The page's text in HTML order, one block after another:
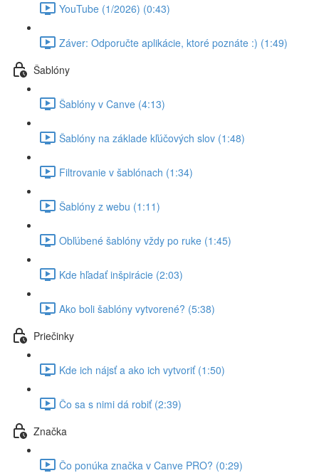
YouTube (1/2026) (0:43)
Záver: Odporučte aplikácie, ktoré poznáte :) (1:49)
Šablóny
Šablóny v Canve (4:13)
Šablóny na základe kľúčových slov (1:48)
Filtrovanie v šablónach (1:34)
Šablóny z webu (1:11)
Obľúbené šablóny vždy po ruke (1:45)
Kde hľadať inšpirácie (2:03)
Ako boli šablóny vytvorené? (5:38)
Priečinky
Kde ich nájsť a ako ich vytvoriť (1:50)
Čo sa s nimi dá robiť (2:39)
Značka
Čo ponúka značka v Canve PRO? (0:29)